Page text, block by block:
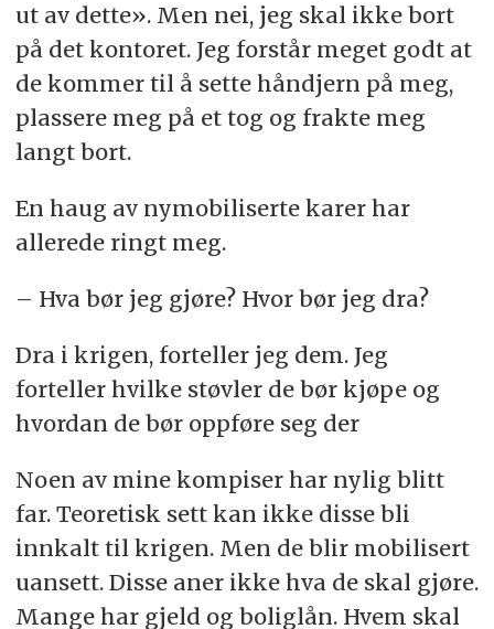
ut av dette». Men nei, jeg skal ikke bort
på det kontoret. Jeg forstår meget godt at
de kommer til å sette håndjern på meg,
plassere meg på et tog og frakte meg
langt bort.
En haug av nymobiliserte karer har
allerede ringt meg.
– Hva bør jeg gjøre? Hvor bør jeg dra?
Dra i krigen, forteller jeg dem. Jeg
forteller hvilke støvler de bør kjøpe og
hvordan de bør oppføre seg der
Noen av mine kompiser har nylig blitt
far. Teoretisk sett kan ikke disse bli
innkalt til krigen. Men de blir mobilisert
uansett. Disse aner ikke hva de skal gjøre.
Mange har gjeld og boliglån. Hvem skal